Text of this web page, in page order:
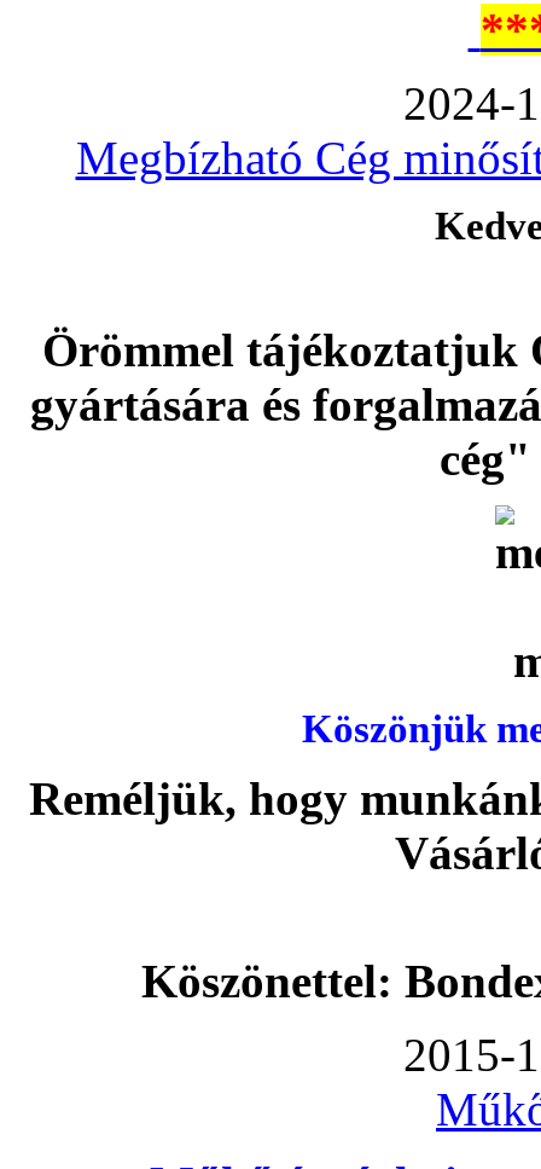
2024-
Megbízható Cég
Örömmel tájékoztatjuk
gyártására és
Köszönjük
Reméljük, hogy
Köszönettel:
2015-